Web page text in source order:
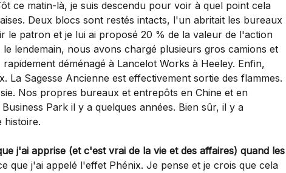
ce matin-là, je suis descendu pour voir à quel point cela
Deux blocs sont restés intacts, l'un abritait les bureaux
le patron et je lui ai proposé 20 % de la valeur de l'action
lendemain, nous avons chargé plusieurs gros camions et
déménagé à Lancelot Works à Heeley. Enfin,
Sagesse Ancienne est effectivement sortie des flammes.
Nos propres bureaux et entrepôts en Chine et en
Park il y a quelques années. Bien sûr, il y a
histoire.
j'ai apprise (et c'est vrai de la vie et des affaires) quand les
que j'ai appelé l'effet Phénix. Je pense et je crois que cela